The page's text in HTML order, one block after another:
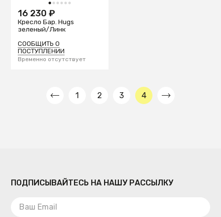
1 2 3 4 5 6
16 230 ₽
Кресло Бар. Hugs
зеленый/Линк
СООБЩИТЬ О
ПОСТУПЛЕНИИ
Временно отсутствует
1 2 3 4
ПОДПИСЫВАЙТЕСЬ НА НАШУ РАССЫЛКУ